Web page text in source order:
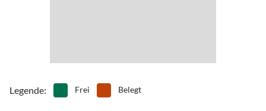
Legende: Frei Belegt